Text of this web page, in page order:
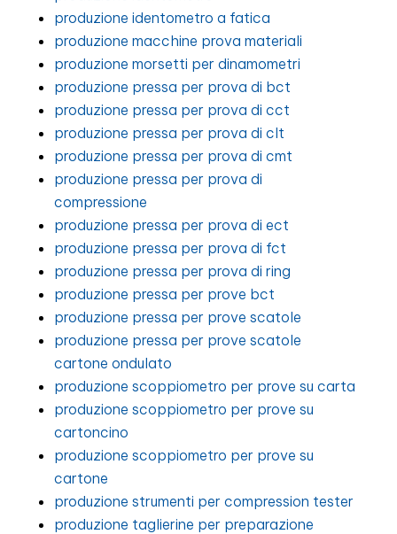
produzione identometro a fatica
produzione macchine prova materiali
produzione morsetti per dinamometri
produzione pressa per prova di bct
produzione pressa per prova di cct
produzione pressa per prova di clt
produzione pressa per prova di cmt
produzione pressa per prova di
compressione
produzione pressa per prova di ect
produzione pressa per prova di fct
produzione pressa per prova di ring
produzione pressa per prove bct
produzione pressa per prove scatole
produzione pressa per prove scatole
cartone ondulato
produzione scoppiometro per prove su carta
produzione scoppiometro per prove su
cartoncino
produzione scoppiometro per prove su
cartone
produzione strumenti per compression tester
produzione taglierine per preparazione